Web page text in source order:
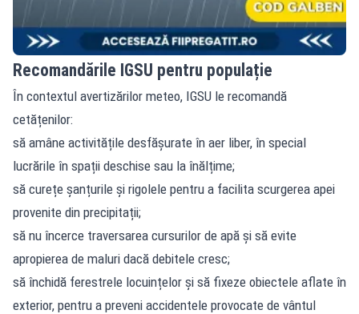
Recomandările IGSU pentru populație
În contextul avertizărilor meteo, IGSU le recomandă
cetățenilor:
să amâne activitățile desfășurate în aer liber, în special
lucrările în spații deschise sau la înălțime;
să curețe șanțurile și rigolele pentru a facilita scurgerea apei
provenite din precipitații;
să nu încerce traversarea cursurilor de apă și să evite
apropierea de maluri dacă debitele cresc;
să închidă ferestrele locuințelor și să fixeze obiectele aflate în
exterior, pentru a preveni accidentele provocate de vântul